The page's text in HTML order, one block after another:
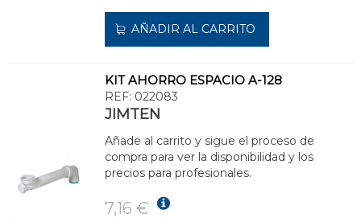
AÑADIR AL CARRITO
KIT AHORRO ESPACIO A-128
REF: 022083
JIMTEN
Añade al carrito y sigue el proceso de
compra para ver la disponibilidad y los
precios para profesionales.
7,16 €